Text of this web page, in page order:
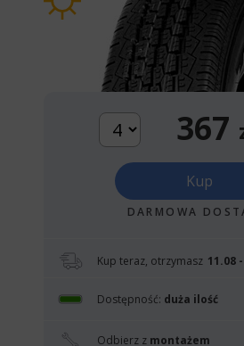
367
Kup
DARMOWA
Kup teraz, otrzymasz 11.08
Dostępność: duża ilość
Odbierz z montażem